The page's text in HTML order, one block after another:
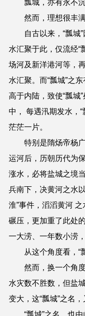
瓢城，亦有永不
然而，理想很丰
自古以来，“瓢城
水汇聚于此 ， 仅流经“
场河及新洋港河等，
水汇聚。而“瓢城”之
高于内陆，致使“瓢城
中， 每遇汛期发水，
茫茫一片。
特别是隋炀帝杨
运河后，历朝历代为
涨水，必将盐城之境
兵南下，决黄河之水
淮”事件，滔滔黄河
碾压，更加重了此处
一大涝、一年数小涝 ，
从这个角度看，“
然而，换一个角
水灾数不胜数，但盐
变大，这“瓢城”之名
“瓢城”之名，也